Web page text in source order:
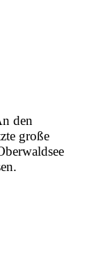
den
große